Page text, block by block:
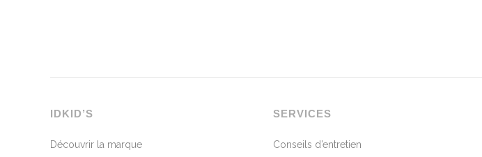
IDKID’S
Découvrir la marque
SERVICES
Conseils d’entretien